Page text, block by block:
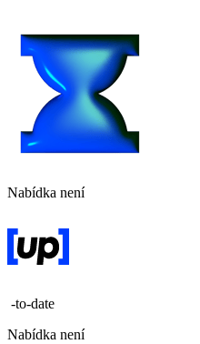
Nabídka není
-to-date
Nabídka není